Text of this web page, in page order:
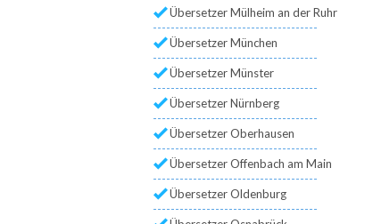
Übersetzer Mülheim an der Ruhr
Übersetzer München
Übersetzer Münster
Übersetzer Nürnberg
Übersetzer Oberhausen
Übersetzer Offenbach am Main
Übersetzer Oldenburg